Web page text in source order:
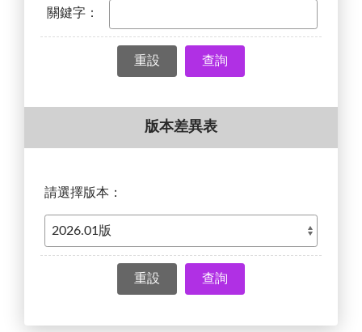
關鍵字：
查詢
版本差異表
請選擇版本：
查詢